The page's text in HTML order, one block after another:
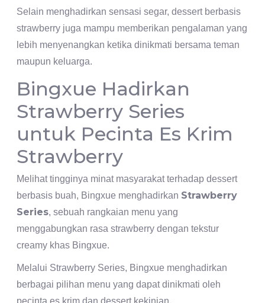
Selain menghadirkan sensasi segar, dessert berbasis
strawberry juga mampu memberikan pengalaman yang
lebih menyenangkan ketika dinikmati bersama teman
maupun keluarga.
Bingxue Hadirkan
Strawberry Series
untuk Pecinta Es Krim
Strawberry
Melihat tingginya minat masyarakat terhadap dessert
berbasis buah, Bingxue menghadirkan Strawberry
Series, sebuah rangkaian menu yang
menggabungkan rasa strawberry dengan tekstur
creamy khas Bingxue.
Melalui Strawberry Series, Bingxue menghadirkan
berbagai pilihan menu yang dapat dinikmati oleh
pecinta es krim dan dessert kekinian.